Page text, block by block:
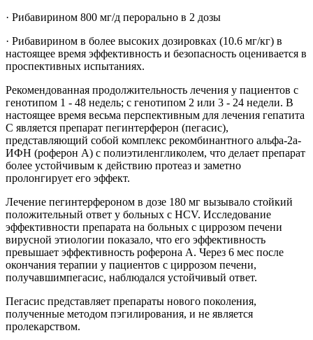
· Рибавирином 800 мг/д перорально в 2 дозы
· Рибавирином в более высоких дозировках (10.6 мг/кг) в
настоящее время эффективность и безопасность оценивается в
проспективных испытаниях.
Рекомендованная продолжительность лечения у пациентов с
генотипом 1 - 48 недель; с генотипом 2 или 3 - 24 недели. В
настоящее время весьма перспективным для лечения гепатита
С является препарат пегинтерферон (пегасис),
представляющий собой комплекс рекомбинантного альфа-2а-
ИФН (роферон А) с полиэтиленгликолем, что делает препарат
более устойчивым к действию протеаз и заметно
пролонгирует его эффект.
Лечение пегинтерфероном в дозе 180 мг вызывало стойкий
положительный ответ у больных с HCV. Исследование
эффективности препарата на больных с циррозом печени
вирусной этиологии показало, что его эффективность
превышает эффективность роферона А. Через 6 мес после
окончания терапии у пациентов с циррозом печени,
получавшимпегасис, наблюдался устойчивый ответ.
Пегасис представляет препараты нового поколения,
полученные методом пэгилирования, и не является
пролекарством.